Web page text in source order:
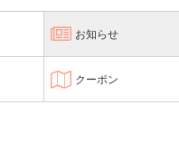
お知らせ
クーポン